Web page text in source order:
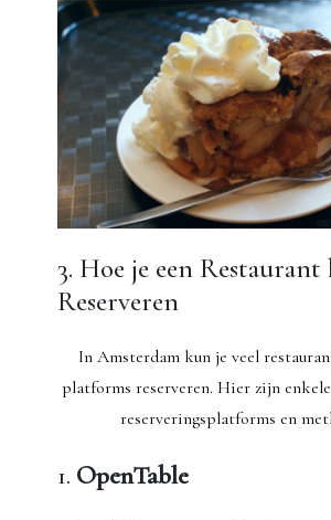
3. Hoe je een
Reserveren
In Amsterdam kun je veel
platforms reserveren. Hier zijn
reserveringsplatforms en
1. OpenTable